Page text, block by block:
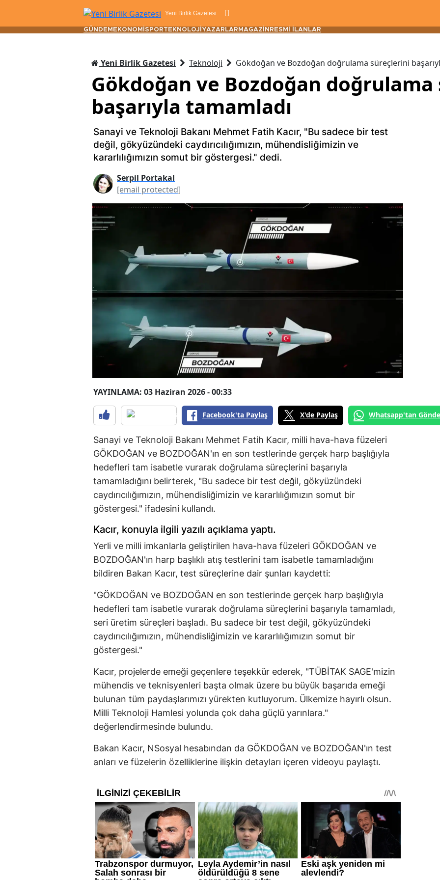
Yeni Birlik Gazetesi
GÜNDEM EKONOMİ SPORTEKNOLOJİ YAZARLAR MAGAZİN RESMİ İLANLAR
Yeni Birlik Gazetesi Teknoloji Gökdoğan ve Bozdoğan doğrulama süreçlerini
Gökdoğan ve Bozdoğan
başarıyla tamamladı
Sanayi ve Teknoloji Bakanı Mehmet Fatih Kacır, "Bu sadece bir test
değil, gökyüzündeki caydırıcılığımızın, mühendisliğimizin ve
kararlılığımızın somut bir göstergesi." dedi.
Serpil Portakal
[email protected]
YAYINLAMA: 03 Haziran 2026 - 00:33
Facebook'ta Paylaş X'de Paylaş Whatsapp'tan
Sanayi ve Teknoloji Bakanı Mehmet Fatih Kacır, milli hava-hava füzeleri
GÖKDOĞAN ve BOZDOĞAN'ın en son testlerinde gerçek harp başlığıyla
hedefleri tam isabetle vurarak doğrulama süreçlerini başarıyla
tamamladığını belirterek, "Bu sadece bir test değil, gökyüzündeki
caydırıcılığımızın, mühendisliğimizin ve kararlılığımızın somut bir
göstergesi." ifadesini kullandı.
Kacır, konuyla ilgili yazılı açıklama yaptı.
Yerli ve milli imkanlarla geliştirilen hava-hava füzeleri GÖKDOĞAN ve
BOZDOĞAN'ın harp başlıklı atış testlerini tam isabetle tamamladığını
bildiren Bakan Kacır, test süreçlerine dair şunları kaydetti:
"GÖKDOĞAN ve BOZDOĞAN en son testlerinde gerçek harp başlığıyla
hedefleri tam isabetle vurarak doğrulama süreçlerini başarıyla tamamladı,
seri üretim süreçleri başladı. Bu sadece bir test değil, gökyüzündeki
caydırıcılığımızın, mühendisliğimizin ve kararlılığımızın somut bir
göstergesi."
Kacır, projelerde emeği geçenlere teşekkür ederek, "TÜBİTAK SAGE'mizin
mühendis ve teknisyenleri başta olmak üzere bu büyük başarıda emeği
bulunan tüm paydaşlarımızı yürekten kutluyorum. Ülkemize hayırlı olsun.
Milli Teknoloji Hamlesi yolunda çok daha güçlü yarınlara."
değerlendirmesinde bulundu.
Bakan Kacır, NSosyal hesabından da GÖKDOĞAN ve BOZDOĞAN'ın test
anları ve füzelerin özelliklerine ilişkin detayları içeren videoyu paylaştı.​​​​​​​